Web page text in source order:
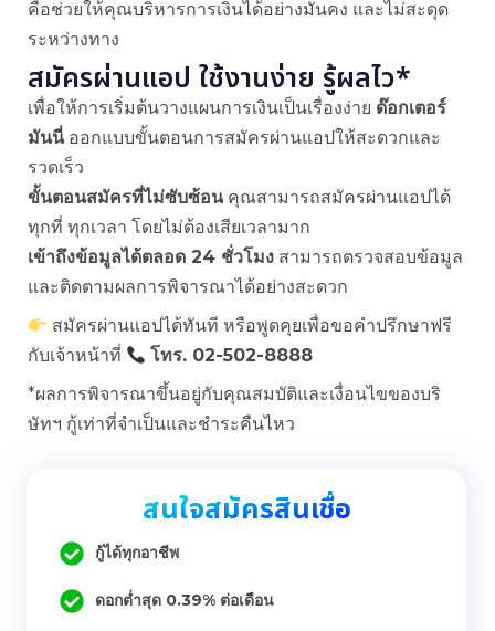
คือช่วยให้คุณบริหารการเงินได้อย่างมั่นคง และไม่สะดุด
ระหว่างทาง
สมัครผ่านแอป ใช้งานง่าย รู้ผลไว*
เพื่อให้การเริ่มต้นวางแผนการเงินเป็นเรื่องง่าย ด๊อกเตอร์
มันนี่ออกแบบขั้นตอนการสมัครผ่านแอปให้สะดวกและ
รวดเร็ว
ขั้นตอนสมัครที่ไม่ซับซ้อนคุณสามารถสมัครผ่านแอปได้
ทุกที่ ทุกเวลา โดยไม่ต้องเสียเวลามาก
เข้าถึงข้อมูลได้ตลอด 24 ชั่วโมง สามารถตรวจสอบข้อมูล
และติดตามผลการพิจารณาได้อย่างสะดวก
สมัครผ่านแอปได้ทันที หรือพูดคุยเพื่อขอคำปรึกษาฟรี
กับเจ้าหน้าที่
โทร. 02-502-8888
*ผลการพิจารณาขึ้นอยู่กับคุณสมบัติและเงื่อนไขของบริ
ษัทฯ กู้เท่าที่จำเป็นและชำระคืนไหว
สนใจสมัครสินเชื่อ
กู้ได้ทุกอาชีพ
ดอกต่ำสุด 0.39% ต่อเดือน